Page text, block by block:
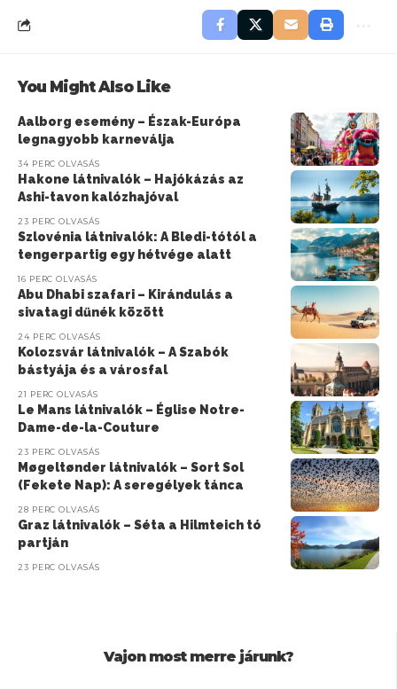
You Might Also Like
Aalborg esemény – Észak-Európa
legnagyobb karneválja
34 PERC OLVASÁS
Hakone látnivalók – Hajókázás az
Ashi-tavon kalózhajóval
23 PERC OLVASÁS
Szlovénia látnivalók: A Bledi-tótól a
tengerpartig egy hétvége alatt
16 PERC OLVASÁS
Abu Dhabi szafari – Kirándulás a
sivatagi dűnék között
24 PERC OLVASÁS
Kolozsvár látnivalók – A Szabók
bástyája és a városfal
21 PERC OLVASÁS
Le Mans látnivalók – Église Notre-
Dame-de-la-Couture
23 PERC OLVASÁS
Møgeltønder látnivalók – Sort Sol
(Fekete Nap): A seregélyek tánca
28 PERC OLVASÁS
Graz látnivalók – Séta a Hilmteich tó
partján
23 PERC OLVASÁS
Vajon most merre járunk?